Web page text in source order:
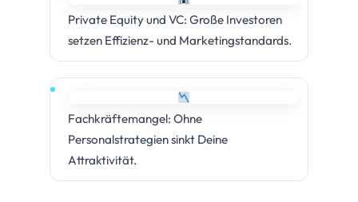
Private Equity und VC: Große Investoren
setzen Effizienz- und Marketingstandards.
Fachkräftemangel: Ohne
Personalstrategien sinkt Deine
Attraktivität.